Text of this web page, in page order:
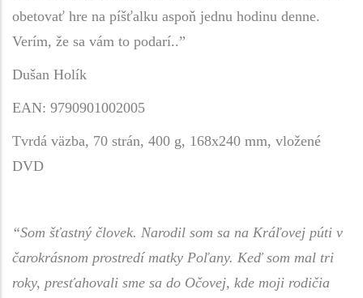
obetovať hre na píšťalku aspoň jednu hodinu denne.
Verím, že sa vám to podarí..”
Dušan Holík
EAN: 9790901002005
Tvrdá väzba, 70 strán, 400 g, 168x240 mm, vložené
DVD
“Som šťastný človek. Narodil som sa na Kráľovej púti v
čarokrásnom prostredí matky Poľany. Keď som mal tri
roky, presťahovali sme sa do Očovej, kde moji rodičia